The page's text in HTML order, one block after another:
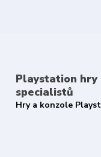
Playstation hry
specialistů
Hry a konzole